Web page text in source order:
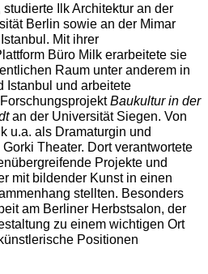
Ilk Architektur an der
Berlin sowie an der Mimar
Mit ihrer
Büro Milk erarbeitete sie
Raum unter anderem in
Istanbul und arbeitete
Baukultur in der
an der Universität Siegen. Von
u.a. als Dramaturgin und
Theater. Dort verantwortete
Projekte und
mit bildender Kunst in einen
stellten. Besonders
am Berliner Herbstsalon, der
zu einem wichtigen Ort
Positionen